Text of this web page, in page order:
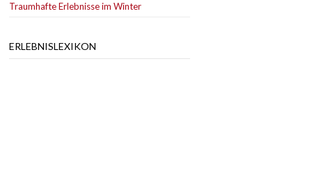
Traumhafte Erlebnisse im Winter
ERLEBNISLEXIKON